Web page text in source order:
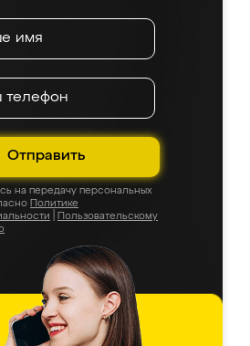
Отправить
на передачу персональных
Политике
Пользовательскому